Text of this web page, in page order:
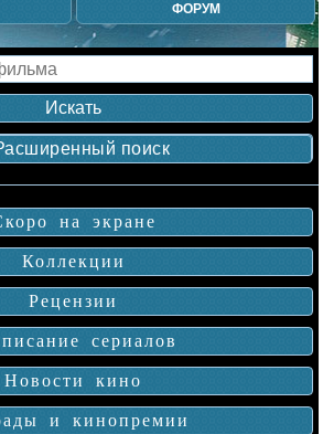
ФОРУМ
поиск
на экране
Коллекции
Рецензии
сериалов
Новости кино
и кинопремии